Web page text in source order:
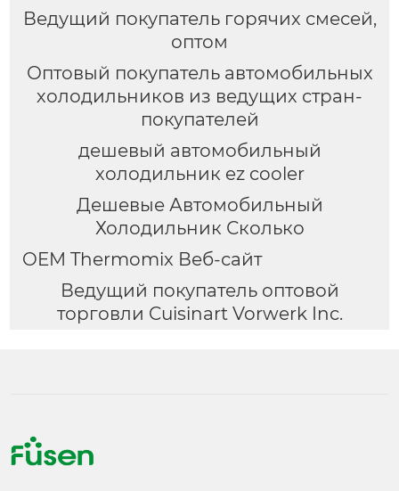
Ведущий покупатель горячих смесей,
оптом
Оптовый покупатель автомобильных
холодильников из ведущих стран-
покупателей
дешевый автомобильный
холодильник ez cooler
Дешевые Автомобильный
Холодильник Сколько
OEM Thermomix Веб-сайт
Ведущий покупатель оптовой
торговли Cuisinart Vorwerk Inc.